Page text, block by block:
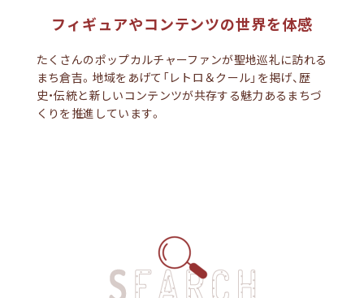
フィギュアやコンテンツの世界を体感
たくさんのポップカルチャーファンが聖地巡礼に訪れる
まち倉吉。地域をあげて「レトロ＆クール」を掲げ、歴
史・伝統と新しいコンテンツが共存する魅力あるまちづ
くりを推進しています。